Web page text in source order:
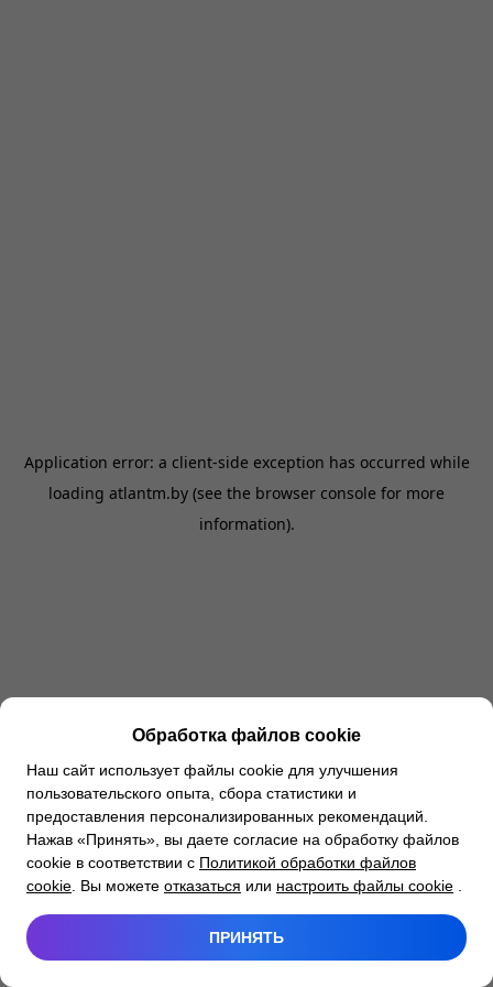
Application error: a client-side exception has occurred while
loading atlantm.by (see the browser console for more
information).
Обработка файлов cookie
Наш сайт использует файлы cookie для улучшения
пользовательского опыта, сбора статистики и
предоставления персонализированных рекомендаций.
Нажав «Принять», вы даете согласие на обработку файлов
cookie в соответствии с Политикой обработки файлов
cookie . Вы можете отказаться или настроить файлы cookie
ПРИНЯТЬ